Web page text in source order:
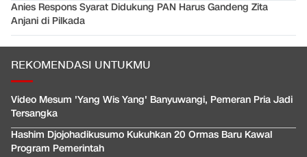
Anies Respons Syarat Didukung PAN Harus Gandeng Zita
Anjani di Pilkada
REKOMENDASI UNTUKMU
Video Mesum 'Yang Wis Yang' Banyuwangi, Pemeran Pria Jadi
Tersangka
Hashim Djojohadikusumo Kukuhkan 20 Ormas Baru Kawal
Program Pemerintah